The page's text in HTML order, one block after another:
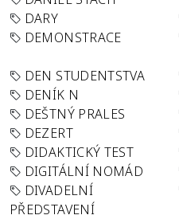
DARY
DEMONSTRACE
DEN STUDENTSTVA
DENÍK N
DEŠTNÝ PRALES
DEZERT
DIDAKTICKÝ TEST
DIGITÁLNÍ NOMÁD
DIVADELNÍ
PŘEDSTAVENÍ